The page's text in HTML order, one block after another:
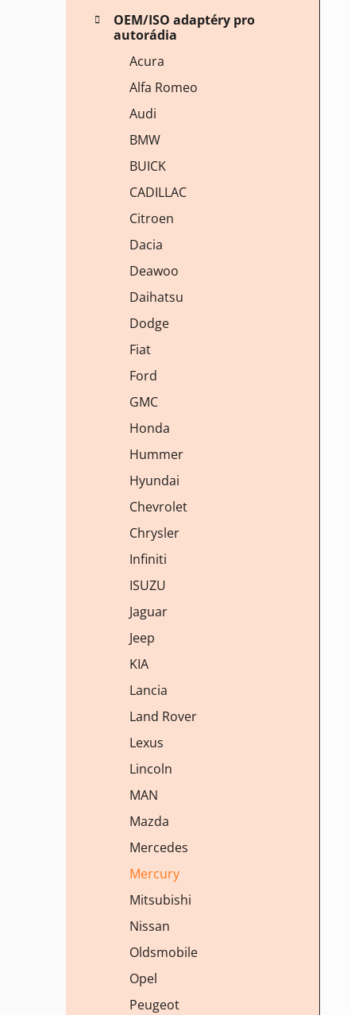
OEM/ISO adaptéry pro
autorádia
Acura
Alfa Romeo
Audi
BMW
BUICK
CADILLAC
Citroen
Dacia
Deawoo
Daihatsu
Dodge
Fiat
Ford
GMC
Honda
Hummer
Hyundai
Chevrolet
Chrysler
Infiniti
ISUZU
Jaguar
Jeep
KIA
Lancia
Land Rover
Lexus
Lincoln
MAN
Mazda
Mercedes
Mercury
Mitsubishi
Nissan
Oldsmobile
Opel
Peugeot